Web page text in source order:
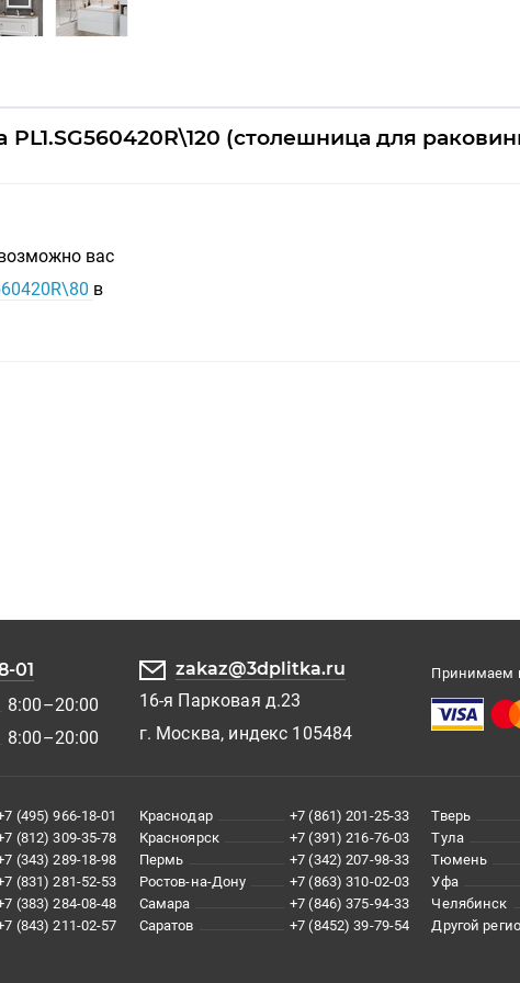
(столешница для
вас
в
01
8:00–20:00
8:00–20:00
zakaz@3dplitka.ru
16-я Парковая д.23
г. Москва, индекс 105484
Принимаем
(495) 966-18-01
(812) 309-35-78
(343) 289-18-98
(831) 281-52-53
(383) 284-08-48
(843) 211-02-57
Краснодар
+7 (861) 201-25-33
Красноярск
+7 (391) 216-76-03
Пермь
+7 (342) 207-98-33
Ростов-на-Дону
+7 (863) 310-02-03
Самара
+7 (846) 375-94-33
Саратов
+7 (8452) 39-79-54
Тверь
Тула
Тюмень
Уфа
Челябинск
Другой